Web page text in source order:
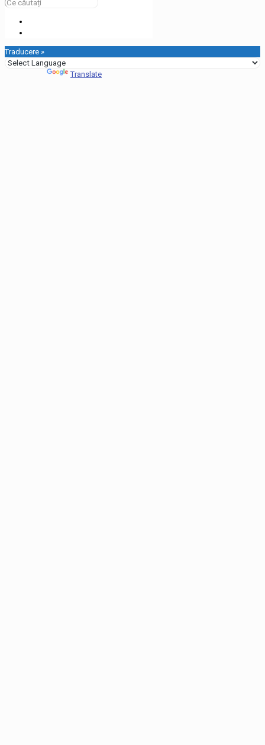
Traducere »
Translate